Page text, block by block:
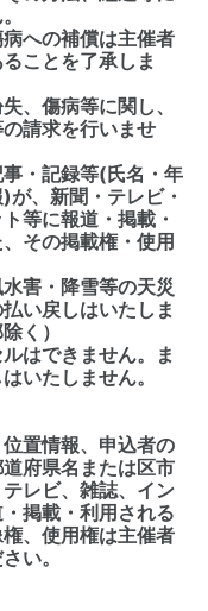
への補償は主催者
ことを了承しま
、傷病等に関し、
請求を行いませ
・記録等(氏名・年
、新聞・テレビ・
等に報道・掲載・
その掲載権・使用
害・降雪等の天災
い戻しはいたしま
く）
はできません。ま
いたしません。
置情報、申込者の
府県名または区市
レビ、雑誌、イン
掲載・利用される
、使用権は主催者
い。